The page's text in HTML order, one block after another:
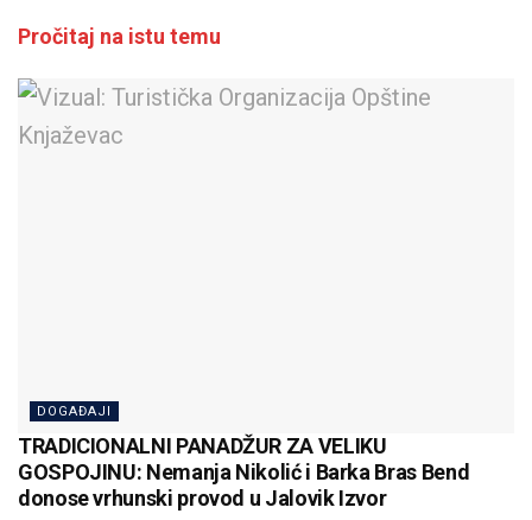
Pročitaj na istu temu
DOGAĐAJI
TRADICIONALNI PANADŽUR ZA VELIKU
GOSPOJINU: Nemanja Nikolić i Barka Bras Bend
donose vrhunski provod u Jalovik Izvor